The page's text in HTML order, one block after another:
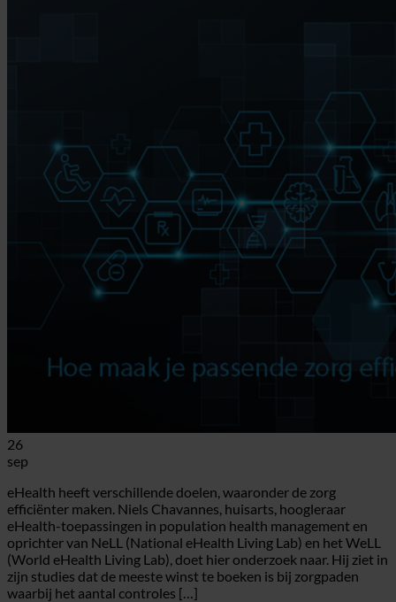
26
sep
eHealth heeft verschillende doelen, waaronder de zorg
efficiënter maken. Niels Chavannes, huisarts, hoogleraar
eHealth-toepassingen in population health management en
oprichter van NeLL (National eHealth Living Lab) en het WeLL
(World eHealth Living Lab), doet hier onderzoek naar. Hij ziet in
zijn studies dat de meeste winst te boeken is bij zorgpaden
waarbij het aantal controles […]